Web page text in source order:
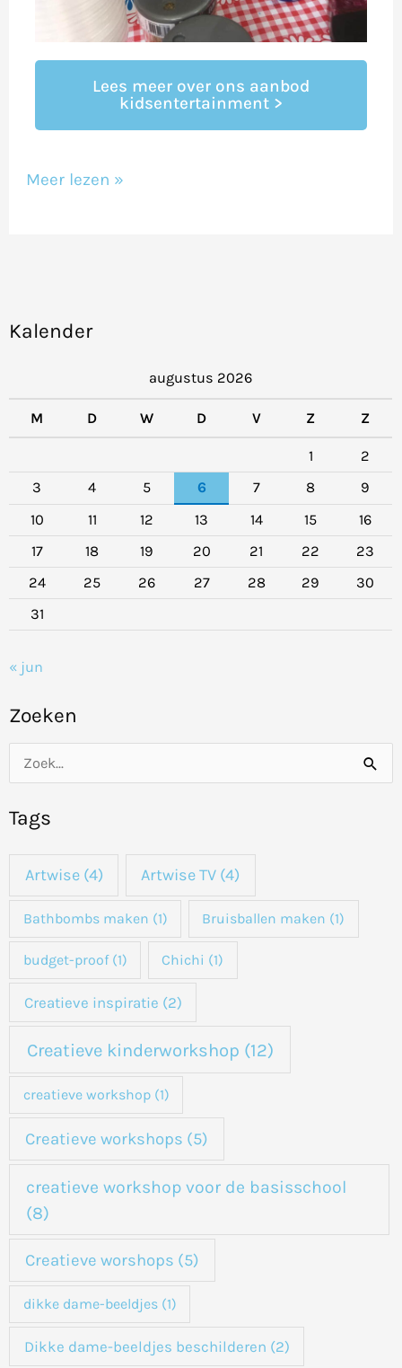
Kalender
augustus 2026
M D W D V Z Z
1
2
3
4 5 6 7 8
9
10
11 12 13 14 15
16
17
18 19 20 21 22
23
24
25 26 27 28 29
30
31
« jun
Zoeken
e
k
a
Tags
Artwise(4) Artwise TV (4)
Bathbombs maken (1) Bruisballen maken (1)
budget-proof(1) Chichi (1)
Creatieve inspiratie (2)
Creatieve kinderworkshop (12)
creatieve workshop(1)
Creatieve workshops (5)
creatieve workshop voor de basisschool
(8)
Creatieve worshops (5)
dikke dame-beeldjes(1)
Dikke dame-beeldjes beschilderen (2)
Lees meer over ons aanbod
kidsentertainment >
Meer lezen »